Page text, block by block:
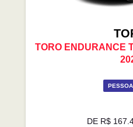
TORO ENDURANCE
DE R$